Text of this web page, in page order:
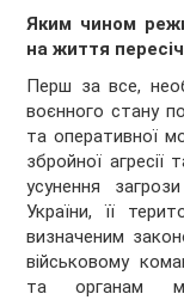
Яким чином
на життя
Перш за все,
воєнного стану
та оперативної
збройної агресії
усунення
України, її
визначеним
військовому
та органам